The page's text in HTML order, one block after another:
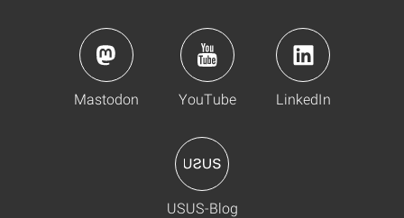
Mastodon YouTube LinkedIn
USUS-Blog